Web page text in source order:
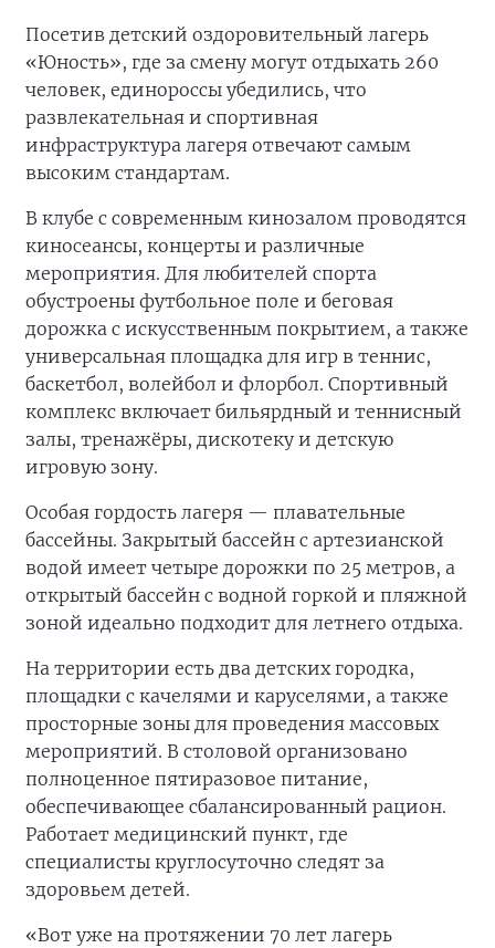
Посетив детский оздоровительный лагерь
«Юность», где за смену могут отдыхать 260
человек, единороссы убедились, что
развлекательная и спортивная
инфраструктура лагеря отвечают самым
высоким стандартам.
В клубе с современным кинозалом проводятся
киносеансы, концерты и различные
мероприятия. Для любителей спорта
обустроены футбольное поле и беговая
дорожка с искусственным покрытием, а также
универсальная площадка для игр в теннис,
баскетбол, волейбол и флорбол. Спортивный
комплекс включает бильярдный и теннисный
залы, тренажёры, дискотеку и детскую
игровую зону.
Особая гордость лагеря — плавательные
бассейны. Закрытый бассейн с артезианской
водой имеет четыре дорожки по 25 метров, а
открытый бассейн с водной горкой и пляжной
зоной идеально подходит для летнего отдыха.
На территории есть два детских городка,
площадки с качелями и каруселями, а также
просторные зоны для проведения массовых
мероприятий. В столовой организовано
полноценное пятиразовое питание,
обеспечивающее сбалансированный рацион.
Работает медицинский пункт, где
специалисты круглосуточно следят за
здоровьем детей.
«Вот уже на протяжении 70 лет лагерь